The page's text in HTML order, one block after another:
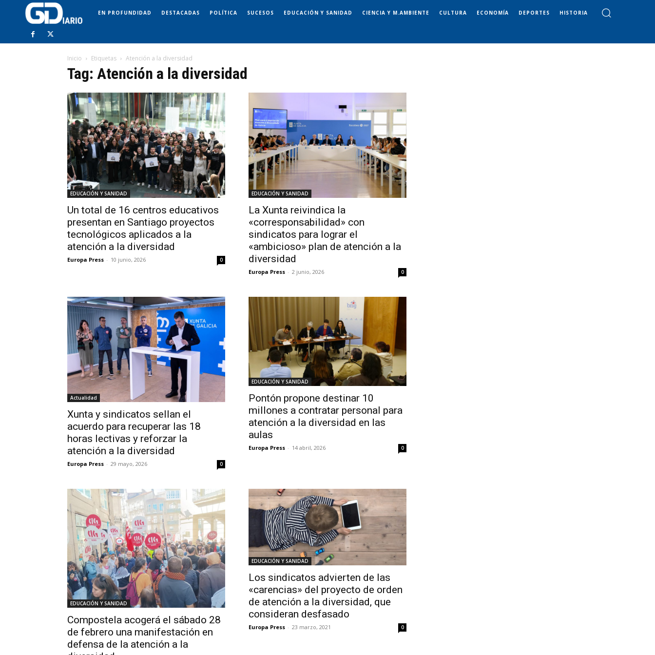
EN PROFUNDIDAD DESTACADAS POLÍTICA SUCESOS EDUCACIÓN Y SANIDAD CIENCIA Y M.AMBIENTE CULTURA ECONOMÍA DEPORTES HISTORIA
Inicio Etiquetas Atención a la diversidad
Tag: Atención a la diversidad
EDUCACIÓN Y SANIDAD
Un total de 16 centros educativos
presentan en Santiago proyectos
tecnológicos aplicados a la
atención a la diversidad
Europa Press - 10 junio, 2026 0
EDUCACIÓN Y SANIDAD
La Xunta reivindica la
«corresponsabilidad» con
sindicatos para lograr el
«ambicioso» plan de atención a la
diversidad
Europa Press - 2 junio, 2026 0
Actualidad
Xunta y sindicatos sellan el
acuerdo para recuperar las 18
horas lectivas y reforzar la
atención a la diversidad
Europa Press - 29 mayo, 2026 0
EDUCACIÓN Y SANIDAD
Pontón propone destinar 10
millones a contratar personal para
atención a la diversidad en las
aulas
Europa Press - 14 abril, 2026 0
EDUCACIÓN Y SANIDAD
Compostela acogerá el sábado 28
de febrero una manifestación en
defensa de la atención a la
EDUCACIÓN Y SANIDAD
Los sindicatos advierten de las
«carencias» del proyecto de orden
de atención a la diversidad, que
consideran desfasado
Europa Press - 23 marzo, 2021 0